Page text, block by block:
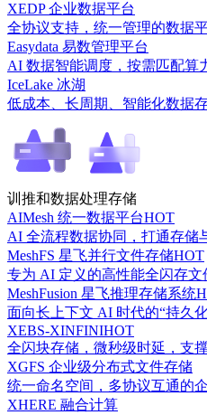
XEDP 企业数据平台
全协议支持，统一管理的数据
Easydata 易数管理平台
AI 数据智能调度，按需匹配算
IceLake 冰湖
低成本、长周期、智能化数据
训推和数据处理存储
AIMesh 统一数据平台HOT
AI 全流程数据协同，打通存储
MeshFS 星飞并行文件存储HOT
专为 AI 定义的高性能全闪存文
MeshFusion 星飞推理存储系统
面向长上下文 AI 时代的“持久
XEBS-XINFINIHOT
全闪块存储，微秒级时延，支
XGFS 企业级分布式文件存储
统一命名空间，多协议互通的
XHERE 融合计算